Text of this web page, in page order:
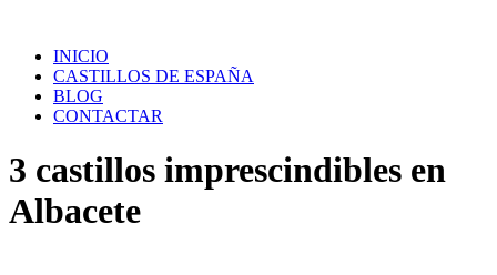
contenidoINICIO
CASTILLOS DE ESPAÑA
BLOG
CONTACTAR
3 castillos imprescindibles en
Albacete